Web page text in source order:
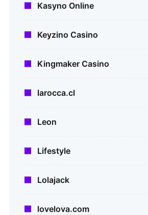
Kasyno Online
Keyzino Casino
Kingmaker Casino
larocca.cl
Leon
Lifestyle
Lolajack
lovelova.com